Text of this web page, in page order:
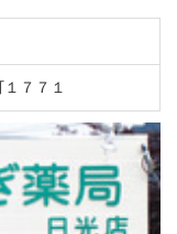
７７１